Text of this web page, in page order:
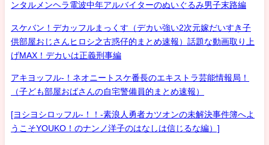
ンタルメンヘラ電波中年アルバイターのぬいぐるみ男子末路編
スケバン！デカッフルまっくす（デカい強い2次元嫁だいすき子
供部屋おじさんヒロシ之古惑仔的まとめ速報）話題な動画取り上
げMAX！デカいは正義刑事編
アキヨッフル-！ネオニートスケ番長のエキストラ芸能情報局！
（子ども部屋おばさんの自宅警備員的まとめ速報）
[ヨシヨシロッフル-！！-素浪人勇者カツオンの未解決事件簿へよ
うこそYOUKO！のナンノ洋子のはなしは信じるな編）]